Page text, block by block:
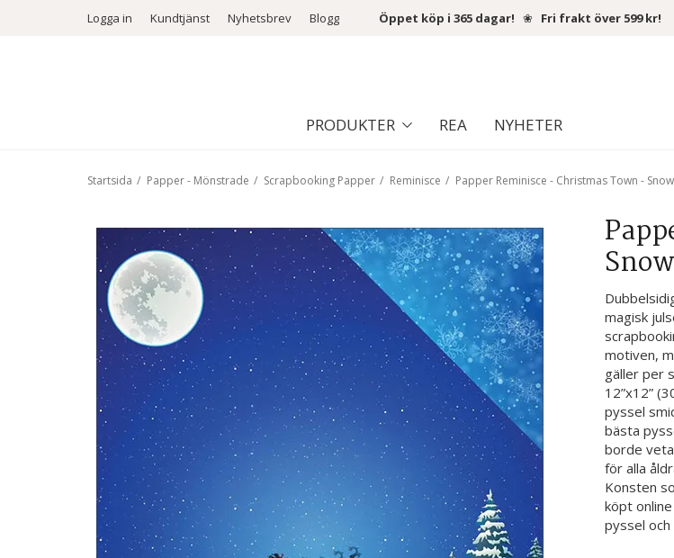
Logga in Kundtjänst Nyhetsbrev Blogg Öppet köp i 365 dagar! ❀ Fri frakt över 599 kr!
PRODUKTER REA NYHETER
Startsida / Papper - Mönstrade / Scrapbooking Papper / Reminisce / Papper Reminisce - Christmas Town -
magisk
motiven,
gäller per
12”x12”
pyssel
bästa
borde
för alla
Konsten
köpt
pyssel